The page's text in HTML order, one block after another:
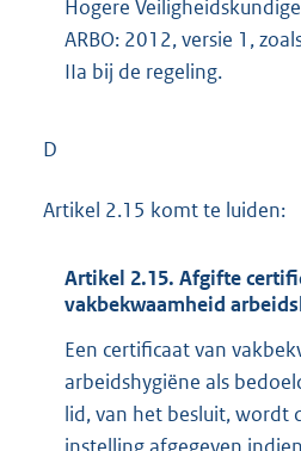
Hogere
ARBO: 2012, versie 1,
IIa bij de regeling.
D
Artikel 2.15 komt te luiden:
Artikel 2.15. Afgifte
vakbekwaamheid
Een certificaat van
arbeidshygiëne als
lid, van het besluit, wordt